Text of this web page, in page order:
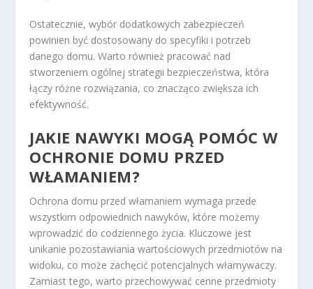
Ostatecznie, wybór dodatkowych zabezpieczeń
powinien być dostosowany do specyfiki i potrzeb
danego domu. Warto również pracować nad
stworzeniem ogólnej strategii bezpieczeństwa, która
łączy różne rozwiązania, co znacząco zwiększa ich
efektywność.
JAKIE NAWYKI MOGĄ POMÓC W
OCHRONIE DOMU PRZED
WŁAMANIEM?
Ochrona domu przed włamaniem wymaga przede
wszystkim odpowiednich nawyków, które możemy
wprowadzić do codziennego życia. Kluczowe jest
unikanie pozostawiania wartościowych przedmiotów na
widoku, co może zachęcić potencjalnych włamywaczy.
Zamiast tego, warto przechowywać cenne przedmioty